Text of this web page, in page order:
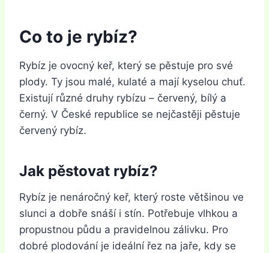
Co to je rybíz?
Rybíz je ovocný keř, který se pěstuje pro své
plody. Ty jsou malé, kulaté a mají kyselou chuť.
Existují různé druhy rybízu – červený, bílý a
černý. V České republice se nejčastěji pěstuje
červený rybíz.
Jak pěstovat rybíz?
Rybíz je nenáročný keř, který roste většinou ve
slunci a dobře snáší i stín. Potřebuje vlhkou a
propustnou půdu a pravidelnou zálivku. Pro
dobré plodování je ideální řez na jaře, kdy se